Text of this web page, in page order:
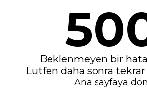
Beklenmeyen bir
Lütfen daha sonra
Ana sayfaya dön